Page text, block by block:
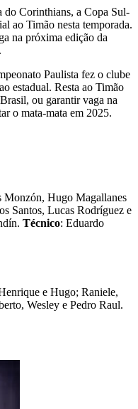
do Corinthians, a Copa Sul-
ao Timão nesta temporada.
na próxima edição da
Paulista fez o clube
estadual. Resta ao Timão
ou garantir vaga na
o mata-mata em 2025.
Monzón, Hugo Magallanes
Santos, Lucas Rodríguez e
Técnico: Eduardo
e Hugo; Raniele,
Wesley e Pedro Raul.